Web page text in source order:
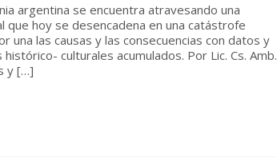
argentina se encuentra atravesando una
hoy se desencadena en una catástrofe
una las causas y las consecuencias con datos y
culturales acumulados. Por Lic. Cs. Amb.
y […]